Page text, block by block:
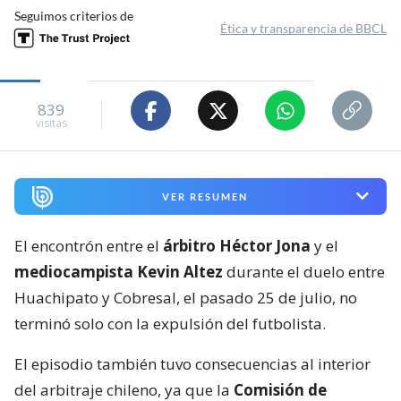
Seguimos criterios de
Ética y transparencia de BBCL
839
visitas
VER RESUMEN
El encontrón entre el árbitro Héctor Jona y el
mediocampista Kevin Altez durante el duelo entre
Huachipato y Cobresal, el pasado 25 de julio, no
terminó solo con la expulsión del futbolista.
El episodio también tuvo consecuencias al interior
del arbitraje chileno, ya que la Comisión de